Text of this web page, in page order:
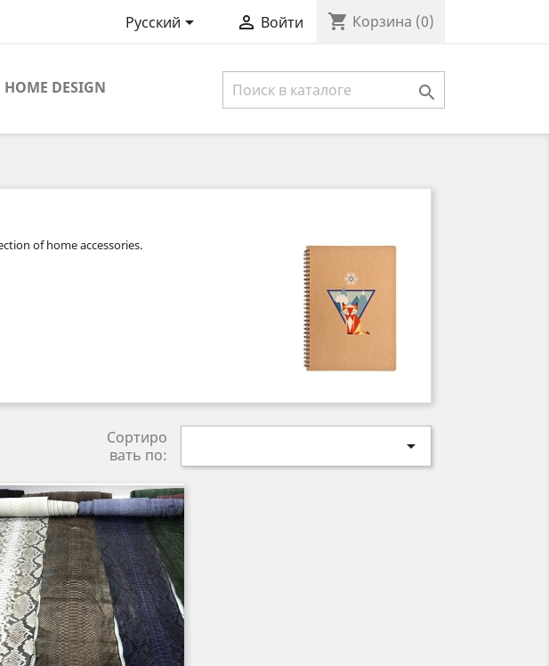
Русский  Войти shopping_cart Корзина (0)
HOME DESIGN 
of home accessories.
Сортиро
вать по:
